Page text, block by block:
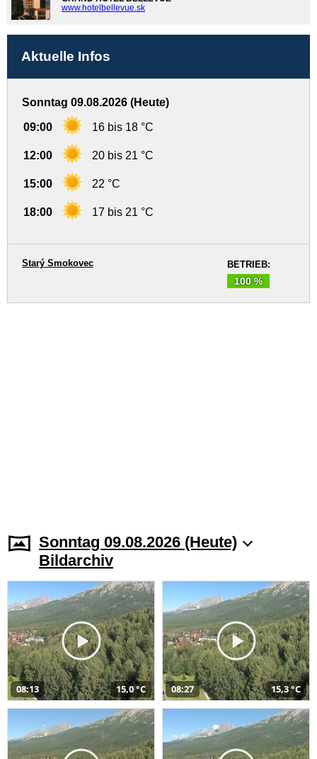
www.hotelbellevue.sk
Aktuelle Infos
Sonntag 09.08.2026 (Heute)
09:00 16 bis 18 °C
12:00 20 bis 21 °C
15:00 22 °C
18:00 17 bis 21 °C
BETRIEB:
100 %
Starý Smokovec
Sonntag 09.08.2026 (Heute)
Bildarchiv
08:13 15,0 °C 08:27 15,3 °C